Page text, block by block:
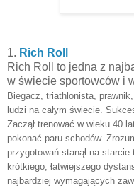
1. Rich Roll
Rich Roll to jedna z
w świecie sportowców i
Biegacz, triathlonista,
ludzi na całym świecie.
Zaczął trenować w wieku 40
pokonać paru schodów.
przygotowań stanął na
krótkiego, łatwiejszego
najbardziej wymagających